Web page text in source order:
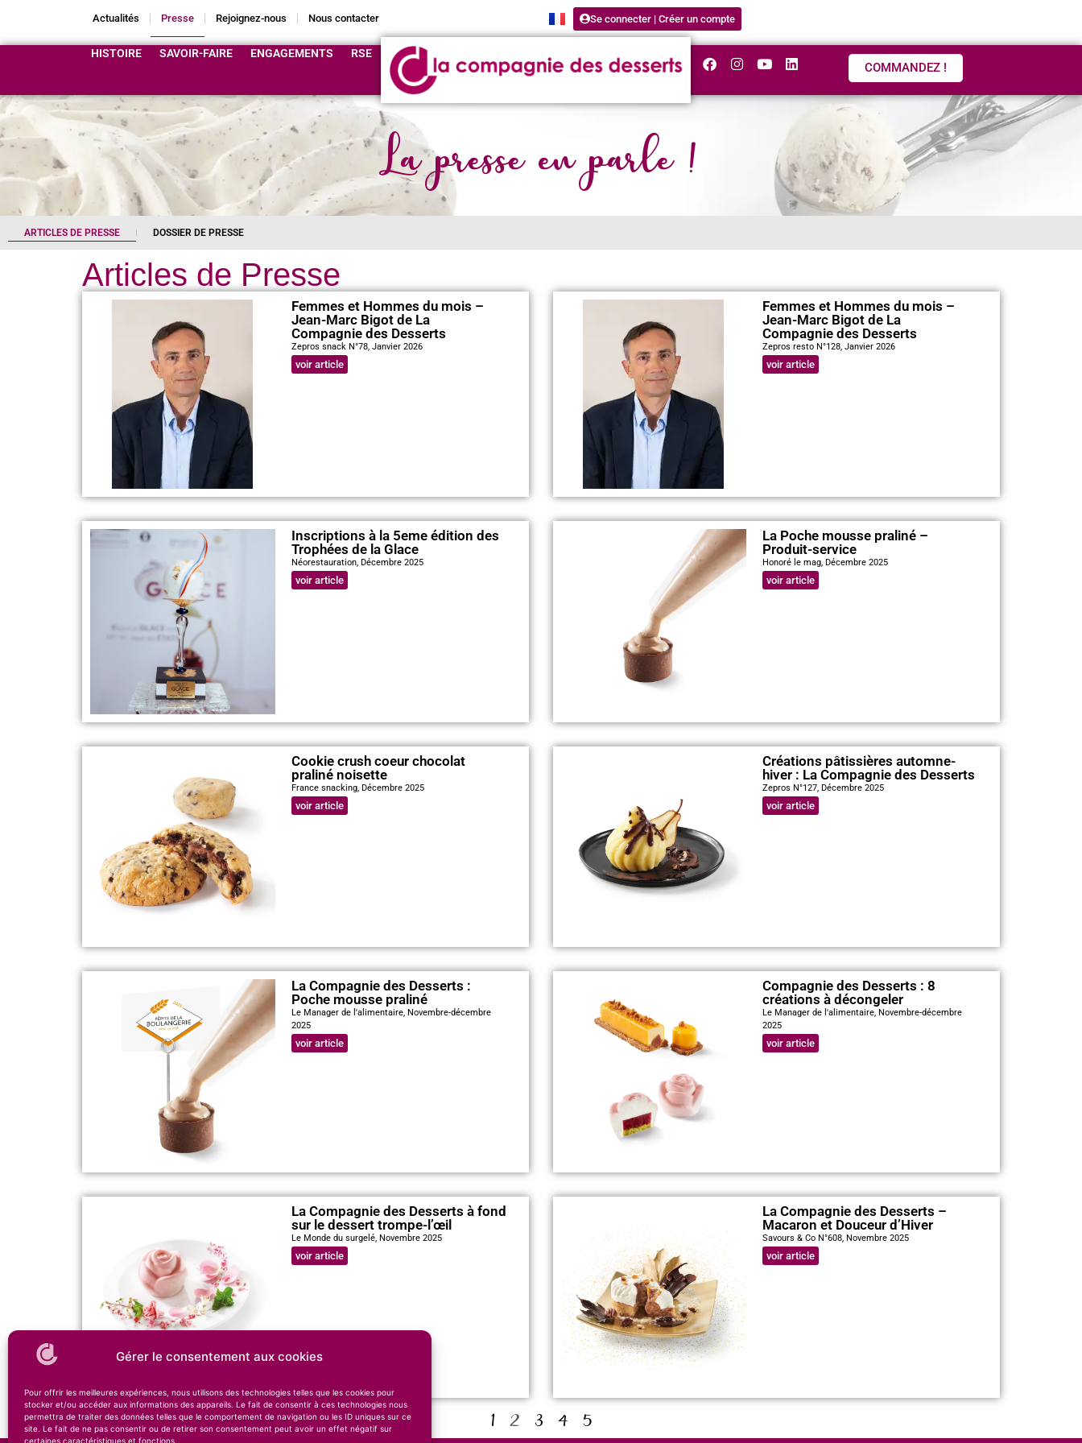
Gérer le consentement aux cookies
Pour offrir les meilleures expériences, nous utilisons des technologies telles que les cookies pour
stocker et/ou accéder aux informations des appareils. Le fait de consentir à ces technologies nous
permettra de traiter des données telles que le comportement de navigation ou les ID uniques sur ce
site. Le fait de ne pas consentir ou de retirer son consentement peut avoir un effet négatif sur
certaines caractéristiques et fonctions.
Actualités Presse Rejoignez-nous Nous contacter Se connecter | Créer un compte
HISTOIRE SAVOIR-FAIRE ENGAGEMENTS RSE
COMMANDEZ !
La presse en parle !
ARTICLES DE PRESSE DOSSIER DE PRESSE
Articles de Presse
Femmes et Hommes du mois –
Jean-Marc Bigot de La
Compagnie des Desserts
Zepros snack N°78, Janvier 2026
voir article
Femmes et Hommes du mois –
Jean-Marc Bigot de La
Compagnie des Desserts
Zepros resto N°128, Janvier 2026
voir article
Inscriptions à la 5eme édition des
Trophées de la Glace
Néorestauration, Décembre 2025
voir article
La Poche mousse praliné –
Produit-service
Honoré le mag, Décembre 2025
voir article
Cookie crush coeur chocolat
praliné noisette
France snacking, Décembre 2025
voir article
Créations pâtissières automne-
hiver : La Compagnie des Desserts
Zepros N°127, Décembre 2025
voir article
La Compagnie des Desserts :
Poche mousse praliné
Le Manager de l'alimentaire, Novembre-décembre
2025
voir article
Compagnie des Desserts : 8
créations à décongeler
Le Manager de l'alimentaire, Novembre-décembre
2025
voir article
La Compagnie des Desserts à fond
sur le dessert trompe-l’œil
Le Monde du surgelé, Novembre 2025
voir article
La Compagnie des Desserts –
Macaron et Douceur d’Hiver
Savours & Co N°608, Novembre 2025
voir article
1 2 3 4 5